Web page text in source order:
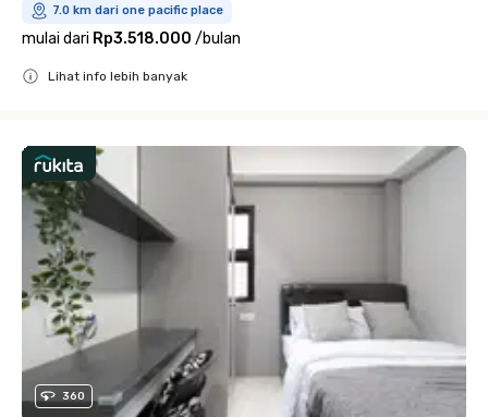
7.0 km dari one pacific place
mulai dari Rp3.518.000 /bulan
Lihat info lebih banyak
360